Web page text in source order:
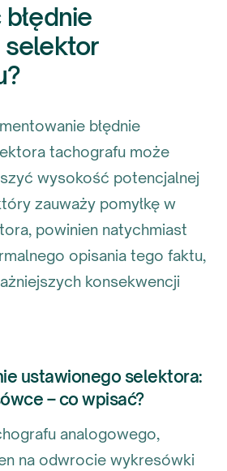
błędnie
tachografu może
wysokość potencjalnej
zauważy pomyłkę w
powinien natychmiast
opisania tego faktu,
konsekwencji
ustawionego selektora:
– co wpisać?
analogowego,
na odwrocie wykresówki